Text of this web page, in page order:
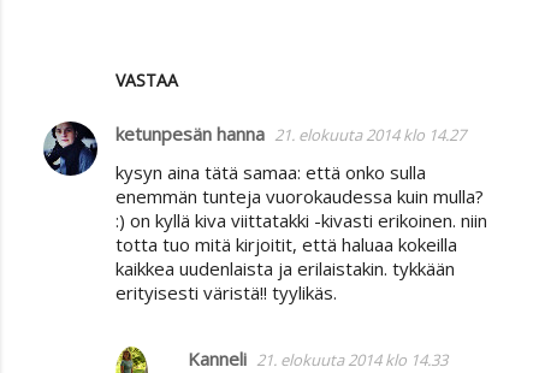
VASTAA
ketunpesän hanna 21. elokuuta 2014 klo 14.27
kysyn aina tätä samaa: että onko sulla
enemmän tunteja vuorokaudessa kuin mulla?
:) on kyllä kiva viittatakki -kivasti erikoinen. niin
totta tuo mitä kirjoitit, että haluaa kokeilla
kaikkea uudenlaista ja erilaistakin. tykkään
erityisesti väristä!! tyylikäs.
Kanneli 21. elokuuta 2014 klo 14.33